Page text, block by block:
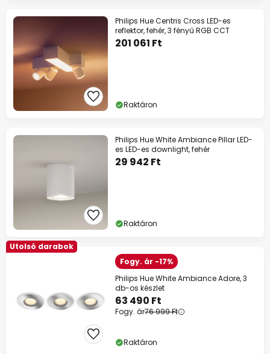
Philips Hue Centris Cross LED-es
reflektor, fehér, 3 fényű RGB CCT
201 061 Ft
Raktáron
Philips Hue White Ambiance Pillar LED-
es LED-es downlight, fehér
29 942 Ft
Raktáron
Utolsó darabok
Fogy. ár -17%
Philips Hue White Ambiance Adore, 3
db-os készlet
63 490 Ft
Fogy. ár76 999 Ft
Raktáron